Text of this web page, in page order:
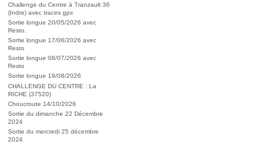
Challenge du Centre à Tranzault 36
(Indre) avec traces gpx
Sortie longue 20/05/2026 avec
Resto.
Sortie longue 17/06/2026 avec
Resto
Sortie longue 08/07/2026 avec
Resto
Sortie longue 19/08/2026
CHALLENGE DU CENTRE : La
RICHE (37520)
Choucroute 14/10/2026
Sortie du dimanche 22 Décembre
2024
Sortie du mercredi 25 décembre
2024